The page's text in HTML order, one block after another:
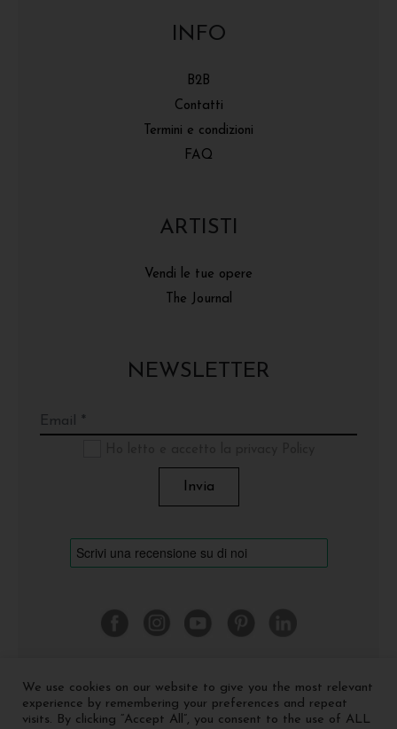
INFO
B2B
Contatti
Termini e condizioni
FAQ
ARTISTI
Vendi le tue opere
The Journal
NEWSLETTER
© 2026 Cinquerosso Arte S.r.l. a socio unico - p.Iva
04035591207 -Privacy policy-Cookie policy
We use cookies on our website to give you the most relevant
experience by remembering your preferences and repeat
visits. By clicking “Accept All”, you consent to the use of ALL